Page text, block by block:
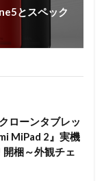
とスペック
ローンタブレッ
MiPad 2』実機
開梱～外観チェ